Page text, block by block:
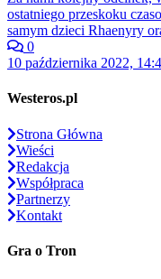
ostatniego przeskoku
samym dzieci Rhaenyry
0
10 października 2022,
Westeros.pl
Strona Główna
Wieści
Redakcja
Współpraca
Partnerzy
Kontakt
Gra o Tron